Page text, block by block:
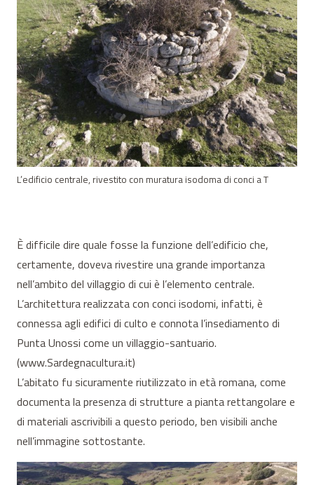
L’edificio centrale, rivestito con muratura isodoma di conci a T
È difficile dire quale fosse la funzione dell’edificio che,
certamente, doveva rivestire una grande importanza
nell’ambito del villaggio di cui è l’elemento centrale.
L’architettura realizzata con conci isodomi, infatti, è
connessa agli edifici di culto e connota l’insediamento di
Punta Unossi come un villaggio-santuario.
(www.Sardegnacultura.it)
L’abitato fu sicuramente riutilizzato in età romana, come
documenta la presenza di strutture a pianta rettangolare e
di materiali ascrivibili a questo periodo, ben visibili anche
nell’immagine sottostante.